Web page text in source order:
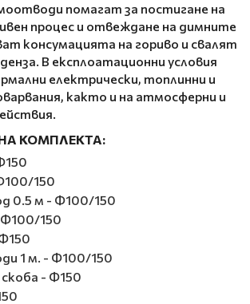
помагат за постигане на
процес и отвеждане на димните
консумацията на гориво и свалят
В експлоатационни условия
електрически, топлинни и
както и на атмосферни и
КОМПЛЕКТА:
150
0.5 м - Ф100/150
150
1 м. - Ф100/150
- Ф150